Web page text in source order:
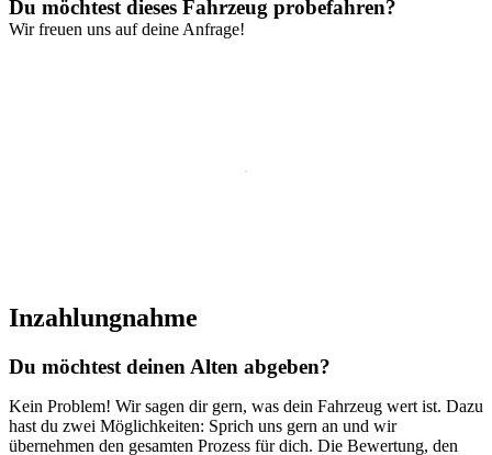
Du möchtest dieses Fahrzeug probefahren?
Wir freuen uns auf deine Anfrage!
Inzahlung­nahme
Du möchtest deinen Alten abgeben?
Kein Problem! Wir sagen dir gern, was dein Fahrzeug wert ist. Dazu
hast du zwei Möglichkeiten: Sprich uns gern an und wir
übernehmen den gesamten Prozess für dich. Die Bewertung, den